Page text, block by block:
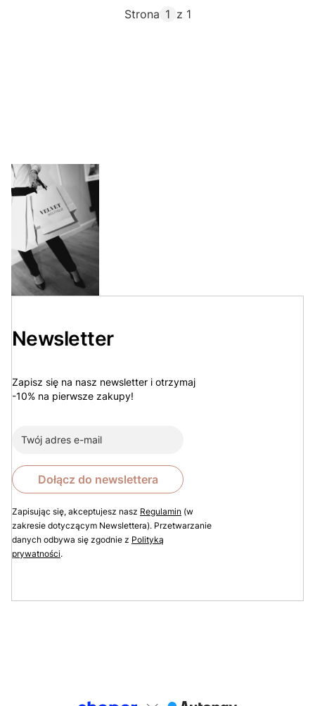
Strona z 1
Newsletter
Zapisz się na nasz newsletter i otrzymaj
-10% na pierwsze zakupy!
Dołącz do newslettera
Zapisując się, akceptujesz nasz Regulamin (w
zakresie dotyczącym Newslettera). Przetwarzanie
danych odbywa się zgodnie z Polityką
prywatności.